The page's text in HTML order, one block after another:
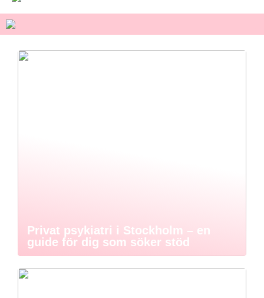
Privat psykiatri i Stockholm – en
guide för dig som söker stöd